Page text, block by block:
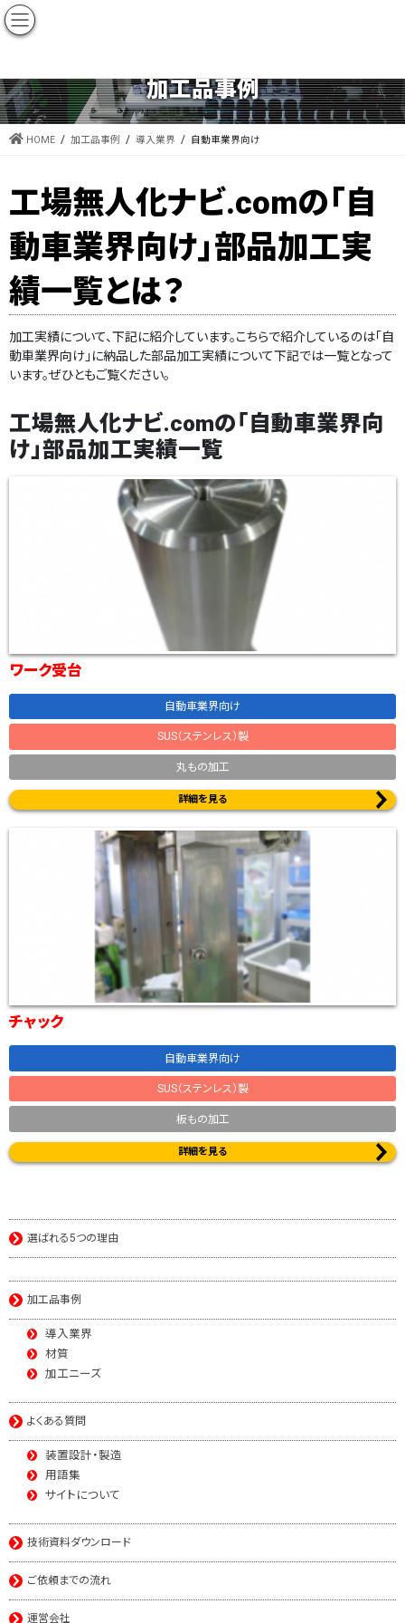
加工品事例
HOME 加工品事例 導入業界 自動車業界向け
工場無人化ナビ.comの「自
動車業界向け」部品加工実
績一覧とは？
加工実績について、下記に紹介しています。こちらで紹介しているのは「自
動車業界向け」に納品した部品加工実績について下記では一覧となって
います。ぜひともご覧ください。
工場無人化ナビ.comの「自動車業界向
け」部品加工実績一覧
ワーク受台
自動車業界向け
SUS（ステンレス）製
丸もの加工
詳細を見る
チャック
自動車業界向け
SUS（ステンレス）製
板もの加工
詳細を見る
選ばれる5つの理由
加工品事例
導入業界
材質
加工ニーズ
よくある質問
装置設計・製造
用語集
サイトについて
技術資料ダウンロード
ご依頼までの流れ
運営会社